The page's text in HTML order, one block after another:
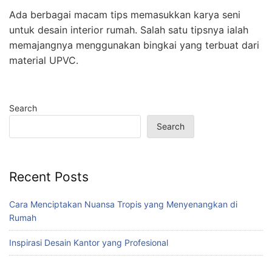
Ada berbagai macam tips memasukkan karya seni
untuk desain interior rumah. Salah satu tipsnya ialah
memajangnya menggunakan bingkai yang terbuat dari
material UPVC.
Search
Search
Recent Posts
Cara Menciptakan Nuansa Tropis yang Menyenangkan di
Rumah
Inspirasi Desain Kantor yang Profesional